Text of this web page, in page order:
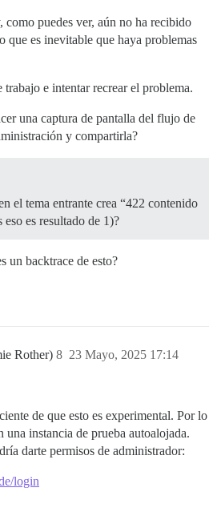
como puedes ver, aún no ha recibido
que es inevitable que haya problemas
e intentar recrear el problema.
una captura de pantalla del flujo de
y compartirla?
el tema entrante crea “422 contenido
es resultado de 1)?
un backtrace de esto?
Rother) 23 Mayo, 2025 17:14
8
de que esto es experimental. Por lo
una instancia de prueba autoalojada.
darte permisos de administrador:
login